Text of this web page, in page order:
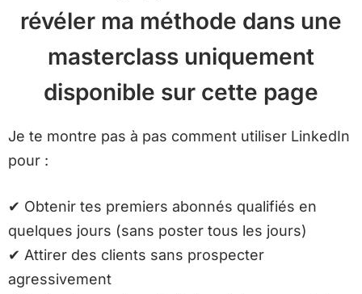
révéler ma méthode dans une
masterclass uniquement
disponible sur cette page
Je te montre pas à pas comment utiliser LinkedIn
pour :
✔ Obtenir tes premiers abonnés qualifiés en
quelques jours (sans poster tous les jours)
✔ Attirer des clients sans prospecter
agressivement